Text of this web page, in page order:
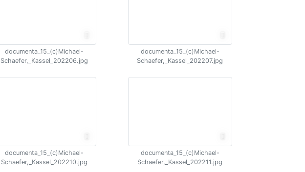
documenta_15_(c)Michael-
Schaefer,_Kassel_202206.jpg
documenta_15_(c)Michael-
Schaefer,_Kassel_202207.jpg
documenta_15_(c)Michael-
Schaefer,_Kassel_202210.jpg
documenta_15_(c)Michael-
Schaefer,_Kassel_202211.jpg